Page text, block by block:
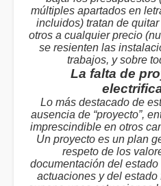
múltiples apartados en
incluidos) tratan de
otros a cualquier precio
se resienten las
trabajos, y sobre
La falta de
Lo más destacado de
ausencia de “proyecto”,
imprescindible en otros
Un proyecto es un plan
respeto de los
documentación del
actuaciones y del